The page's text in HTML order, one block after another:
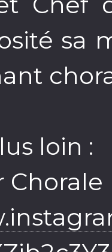
sa
loin :